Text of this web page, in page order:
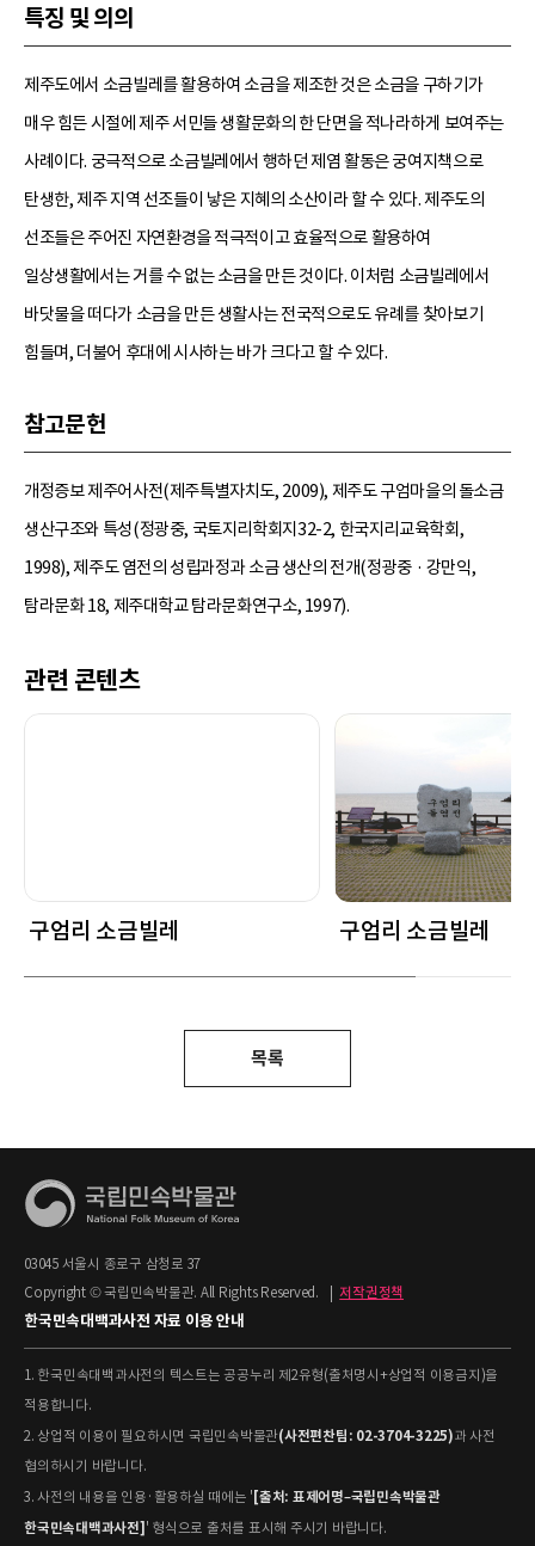
특징 및 의의
제주도에서 소금빌레를 활용하여 소금을 제조한 것은 소금을 구하기가
매우 힘든 시절에 제주 서민들 생활문화의 한 단면을 적나라하게 보여주는
사례이다. 궁극적으로 소금빌레에서 행하던 제염 활동은 궁여지책으로
탄생한, 제주 지역 선조들이 낳은 지혜의 소산이라 할 수 있다. 제주도의
선조들은 주어진 자연환경을 적극적이고 효율적으로 활용하여
일상생활에서는 거를 수 없는 소금을 만든 것이다. 이처럼 소금빌레에서
바닷물을 떠다가 소금을 만든 생활사는 전국적으로도 유례를 찾아보기
힘들며, 더불어 후대에 시사하는 바가 크다고 할 수 있다.
참고문헌
개정증보 제주어사전(제주특별자치도, 2009), 제주도 구엄마을의 돌소금
생산구조와 특성(정광중, 국토지리학회지32-2, 한국지리교육학회,
1998), 제주도 염전의 성립과정과 소금 생산의 전개(정광중 · 강만익,
탐라문화 18, 제주대학교 탐라문화연구소, 1997).
관련 콘텐츠
구엄리 소금빌레 구엄리 소금빌레
목록
03045 서울시 종로구 삼청로 37
Copyright © 국립민속박물관. All Rights Reserved.
저작권정책
한국민속대백과사전 자료 이용 안내
1. 한국민속대백과사전의 텍스트는 공공누리 제2유형(출처명시+상업적 이용금지)을
적용합니다.
2. 상업적 이용이 필요하시면 국립민속박물관(사전편찬팀: 02-3704-3225)과 사전
협의하시기 바랍니다.
3. 사전의 내용을 인용·활용하실 때에는 ' [출처: 표제어명–국립민속박물관
한국민속대백과사전] ' 형식으로 출처를 표시해 주시기 바랍니다.